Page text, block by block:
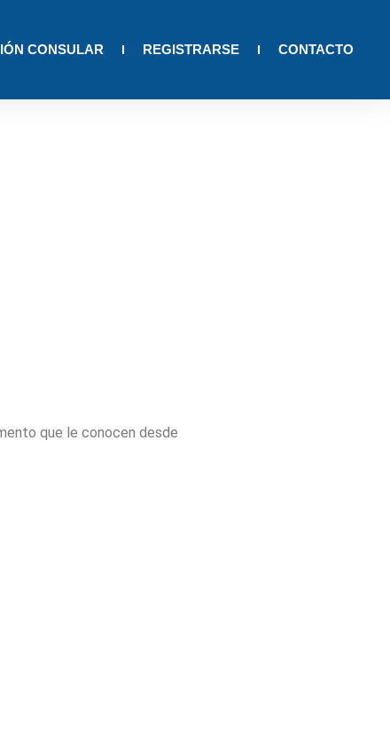
CONSULAR REGISTRARSE CONTACTO
que le conocen desde